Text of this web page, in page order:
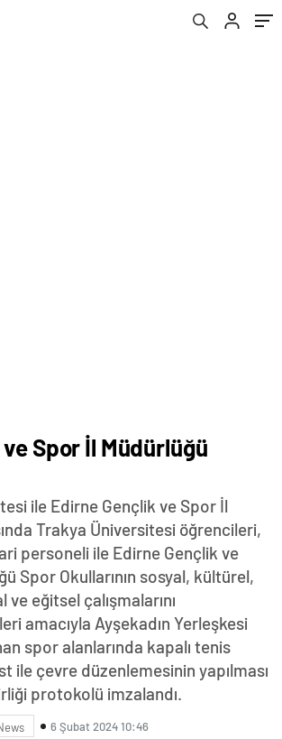
Spor İl Müdürlüğü
ile Edirne Gençlik ve Spor İl
Trakya Üniversitesi öğrencileri,
personeli ile Edirne Gençlik ve
Spor Okullarının sosyal, kültürel,
eğitsel çalışmalarını
amacıyla Ayşekadın Yerleşkesi
spor alanlarında kapalı tenis
ile çevre düzenlemesinin yapılması
protokolü imzalandı.
6 Şubat 2024 10:46